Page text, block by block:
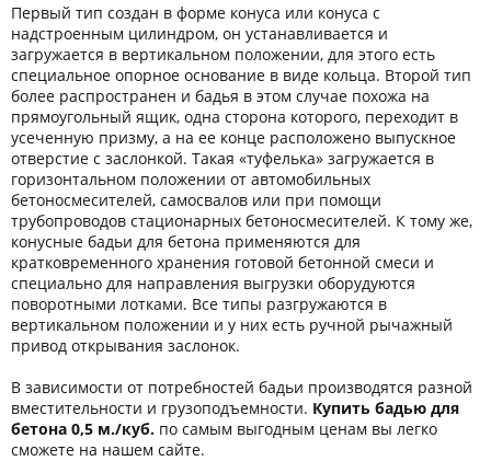
Первый тип создан в форме конуса или конуса с
надстроенным цилиндром, он устанавливается и
загружается в вертикальном положении, для этого есть
специальное опорное основание в виде кольца. Второй тип
более распространен и бадья в этом случае похожа на
прямоугольный ящик, одна сторона которого, переходит в
усеченную призму, а на ее конце расположено выпускное
отверстие с заслонкой. Такая «туфелька» загружается в
горизонтальном положении от автомобильных
бетоносмесителей, самосвалов или при помощи
трубопроводов стационарных бетоносмесителей. К тому же,
конусные бадьи для бетона применяются для
кратковременного хранения готовой бетонной смеси и
специально для направления выгрузки оборудуются
поворотными лотками. Все типы разгружаются в
вертикальном положении и у них есть ручной рычажный
привод открывания заслонок.
В зависимости от потребностей бадьи производятся разной
вместительности и грузоподъемности. Купить бадью для
бетона 0,5 м./куб. по самым выгодным ценам вы легко
сможете на нашем сайте.